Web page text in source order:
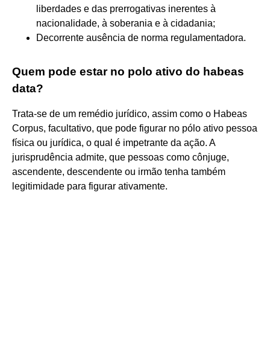
liberdades e das prerrogativas inerentes à
nacionalidade, à soberania e à cidadania;
Decorrente ausência de norma regulamentadora.
Quem pode estar no polo ativo do habeas
data?
Trata-se de um remédio jurídico, assim como o Habeas
Corpus, facultativo, que pode figurar no pólo ativo pessoa
física ou jurídica, o qual é impetrante da ação. A
jurisprudência admite, que pessoas como cônjuge,
ascendente, descendente ou irmão tenha também
legitimidade para figurar ativamente.